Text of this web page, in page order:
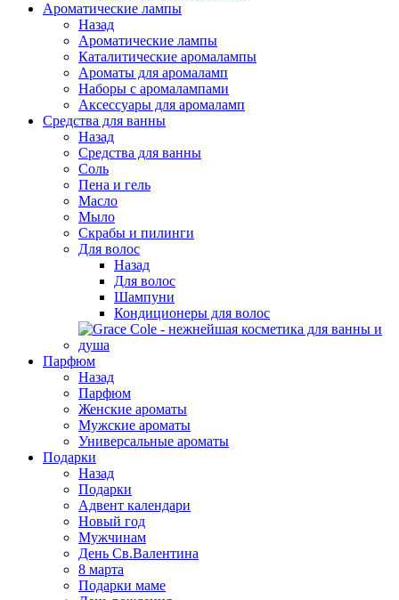
Ароматические лампы
Назад
Ароматические лампы
Каталитические аромалампы
Ароматы для аромаламп
Наборы с аромалампами
Аксессуары для аромаламп
Средства для ванны
Назад
Средства для ванны
Соль
Пена и гель
Масло
Мыло
Скрабы и пилинги
Для волос
Назад
Для волос
Шампуни
Кондиционеры для волос
Парфюм
Назад
Парфюм
Женские ароматы
Мужские ароматы
Универсальные ароматы
Подарки
Назад
Подарки
Адвент календари
Новый год
Мужчинам
День Св.Валентина
8 марта
Подарки маме